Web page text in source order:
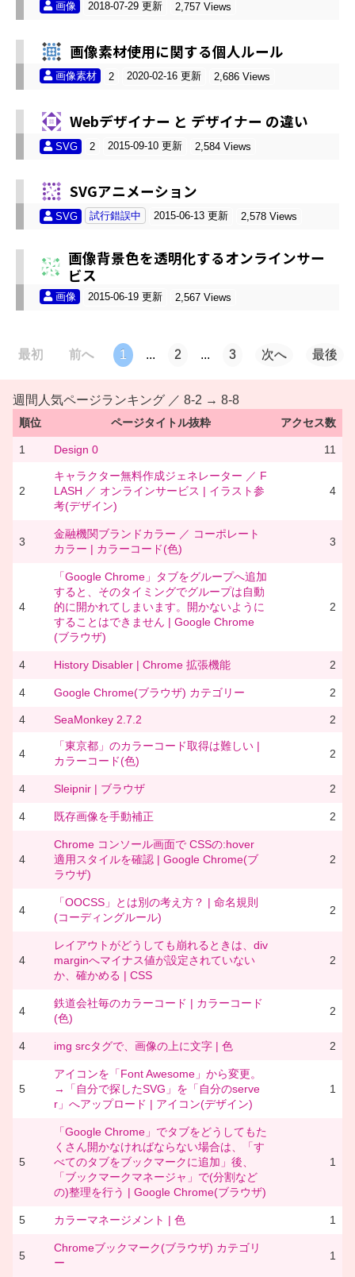
画像 2018-07-29 更新 2,757 Views
画像素材使用に関する個人ルール
画像素材 2 2020-02-16 更新 2,686 Views
Webデザイナー と デザイナー の違い
SVG 2 2015-09-10 更新 2,584 Views
SVGアニメーション
SVG 試行錯誤中 2015-06-13 更新 2,578 Views
画像背景色を透明化するオンラインサー
ビス
画像 2015-06-19 更新 2,567 Views
最初 前へ 1 ... 2 ... 3 次へ 最後
週間人気ページランキング ／ 8-2 → 8-8
順位 ページタイトル抜粋 アクセス数
1 Design 0 11
2
キャラクター無料作成ジェネレーター ／ F
LASH ／ オンラインサービス | イラスト参
考(デザイン)
4
3
金融機関ブランドカラー ／ コーポレート
カラー | カラーコード(色)
3
4
「Google Chrome」タブをグループへ追加
すると、そのタイミングでグループは自動
的に開かれてしまいます。開かないように
することはできません | Google Chrome
(ブラウザ)
2
4 History Disabler | Chrome 拡張機能 2
4 Google Chrome(ブラウザ) カテゴリー 2
4 SeaMonkey 2.7.2 2
4
「東京都」のカラーコード取得は難しい |
カラーコード(色)
2
4 Sleipnir | ブラウザ 2
4 既存画像を手動補正 2
4
Chrome コンソール画面で CSSの:hover
適用スタイルを確認 | Google Chrome(ブ
ラウザ)
2
4
「OOCSS」とは別の考え方？ | 命名規則
(コーディングルール)
2
4
レイアウトがどうしても崩れるときは、div
marginへマイナス値が設定されていない
か、確かめる | CSS
2
4
鉄道会社毎のカラーコード | カラーコード
(色)
2
4 img srcタグで、画像の上に文字 | 色 2
5
アイコンを「Font Awesome」から変更。
→「自分で探したSVG」を「自分のserve
r」へアップロード | アイコン(デザイン)
1
5
「Google Chrome」でタブをどうしてもた
くさん開かなければならない場合は、「す
べてのタブをブックマークに追加」後、
「ブックマークマネージャ」で(分割など
の)整理を行う | Google Chrome(ブラウザ)
1
5 カラーマネージメント | 色 1
5
Chromeブックマーク(ブラウザ) カテゴリ
ー
1